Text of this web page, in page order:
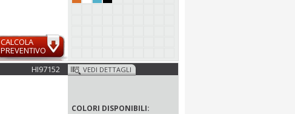
CALCOLA
PREVENTIVO
HI97152 VEDI DETTAGLI
COLORI DISPONIBILI: